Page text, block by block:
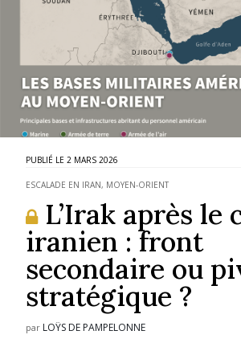
2 MARS 2026
ESCALADE EN IRAN, MOYEN-ORIENT
L’Irak après le
iranien : front
secondaire ou
stratégique ?
par LOŸS DE PAMPELONNE